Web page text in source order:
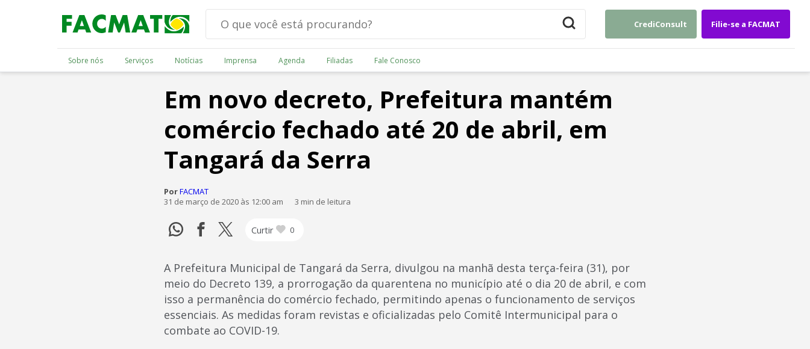
CrediConsult Filie-se a FACMAT
Sobre nós Serviços Notícias Imprensa Agenda Filiadas Fale Conosco
Em novo decreto, Prefeitura mantém
comércio fechado até 20 de abril, em
Tangará da Serra
PorFACMAT
31 de março de 2020 às 12:00 am
3 min de leitura
Curtir 0
A Prefeitura Municipal de Tangará da Serra, divulgou na manhã desta terça-feira (31), por
meio do Decreto 139, a prorrogação da quarentena no município até o dia 20 de abril, e com
isso a permanência do comércio fechado, permitindo apenas o funcionamento de serviços
essenciais. As medidas foram revistas e oficializadas pelo Comitê Intermunicipal para o
combate ao COVID-19.